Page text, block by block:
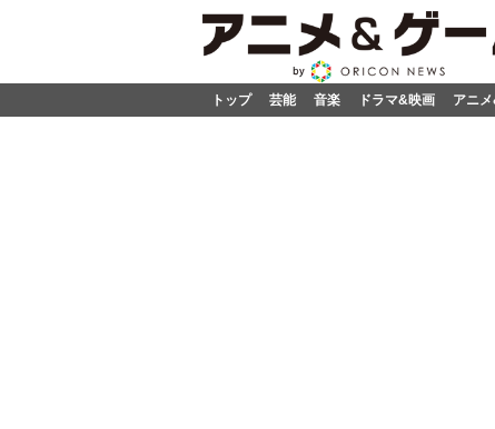
トップ 芸能 音楽 ドラマ&映画 アニ